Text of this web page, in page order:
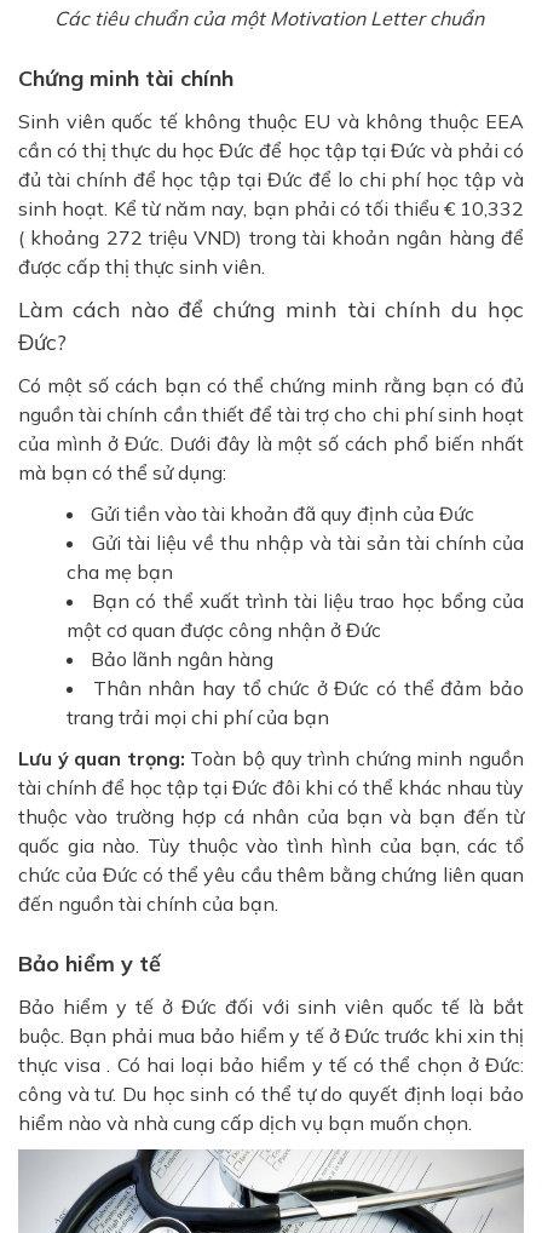
Các tiêu chuẩn của một Motivation Letter chuẩn
Chứng minh tài chính
Sinh viên quốc tế không thuộc EU và không thuộc EEA
cần có thị thực du học Đức để học tập tại Đức và phải có
đủ tài chính để học tập tại Đức để lo chi phí học tập và
sinh hoạt. Kể từ năm nay, bạn phải có tối thiểu € 10,332
( khoảng 272 triệu VND) trong tài khoản ngân hàng để
được cấp thị thực sinh viên.
Làm cách nào để chứng minh tài chính du học
Đức?
Có một số cách bạn có thể chứng minh rằng bạn có đủ
nguồn tài chính cần thiết để tài trợ cho chi phí sinh hoạt
của mình ở Đức. Dưới đây là một số cách phổ biến nhất
mà bạn có thể sử dụng:
Gửi tiền vào tài khoản đã quy định của Đức
Gửi tài liệu về thu nhập và tài sản tài chính của
cha mẹ bạn
Bạn có thể xuất trình tài liệu trao học bổng của
một cơ quan được công nhận ở Đức
Bảo lãnh ngân hàng
Thân nhân hay tổ chức ở Đức có thể đảm bảo
trang trải mọi chi phí của bạn
Lưu ý quan trọng: Toàn bộ quy trình chứng minh nguồn
tài chính để học tập tại Đức đôi khi có thể khác nhau tùy
thuộc vào trường hợp cá nhân của bạn và bạn đến từ
quốc gia nào. Tùy thuộc vào tình hình của bạn, các tổ
chức của Đức có thể yêu cầu thêm bằng chứng liên quan
đến nguồn tài chính của bạn.
Bảo hiểm y tế
Bảo hiểm y tế ở Đức đối với sinh viên quốc tế là bắt
buộc. Bạn phải mua bảo hiểm y tế ở Đức trước khi xin thị
thực visa . Có hai loại bảo hiểm y tế có thể chọn ở Đức:
công và tư. Du học sinh có thể tự do quyết định loại bảo
hiểm nào và nhà cung cấp dịch vụ bạn muốn chọn.